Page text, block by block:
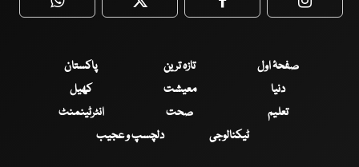
WhatsApp Twitter Facebook
صفحۂ اول تازہ ترین
پاکستان
دنیا
معیشت
کھیل
تعلیم
صحت
انٹرٹینمنٹ
ٹیکنالوجی
دلچسپ و عجیب